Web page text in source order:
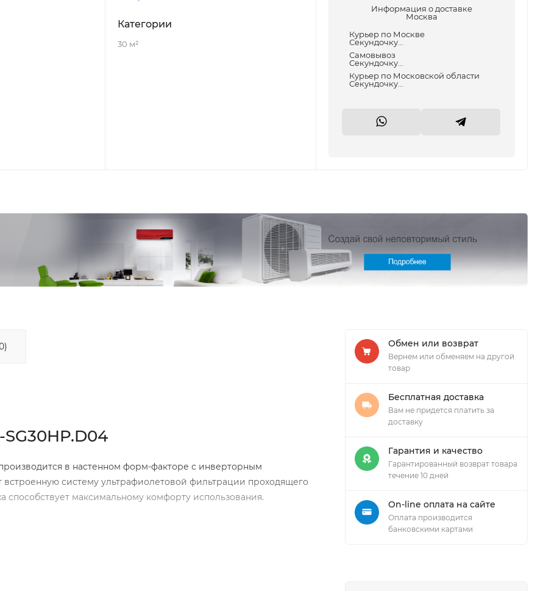
Категории
30 м²
Информация о доставке
Москва
Курьер по Москве
Секундочку...
Самовывоз
Секундочку...
Курьер по Московской области
Секундочку...
в настенном форм-факторе с инверторным
систему ультрафиолетовой фильтрации проходящего
способствует максимальному комфорту использования.
Обмен или возврат
Вернем или обменяем на другой
товар
Бесплатная доставка
Вам не придется платить за
доставку
Гарантия и качество
Гарантированный возврат товара
течение 10 дней
On-line оплата на сайте
Оплата производится
банковскими картами